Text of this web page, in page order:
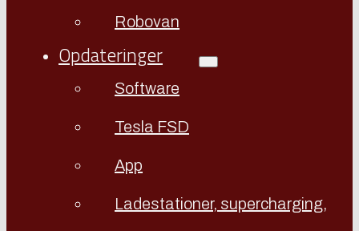
Robovan
Opdateringer
Software
Tesla FSD
App
Ladestationer, supercharging,